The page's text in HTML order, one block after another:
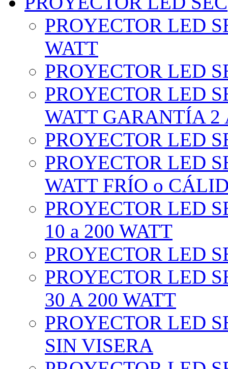
PROYECTOR LED
WATT
PROYECTOR LED
PROYECTOR LED
WATT GARANTÍA 2
PROYECTOR LED
PROYECTOR LED
WATT FRÍO o
PROYECTOR LED
10 a 200 WATT
PROYECTOR LED
PROYECTOR LED
30 A 200 WATT
PROYECTOR LED
SIN VISERA